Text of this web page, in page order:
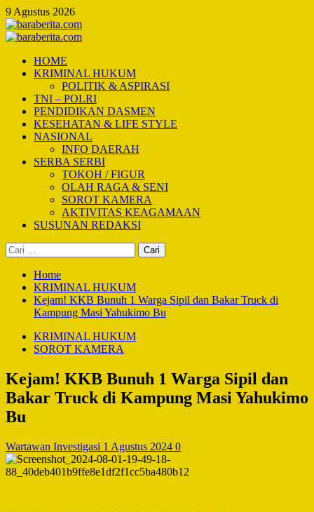
Skip
to
content
9 Agustus 2026
Primary
HOME
KRIMINAL HUKUM
POLITIK & ASPIRASI
TNI – POLRI
PENDIDIKAN DASMEN
KESEHATAN & LIFE STYLE
NASIONAL
INFO DAERAH
SERBA SERBI
TOKOH / FIGUR
OLAH RAGA & SENI
SOROT KAMERA
AKTIVITAS KEAGAMAAN
SUSUNAN REDAKSI
Cari
untuk:
Home
KRIMINAL HUKUM
Kejam! KKB Bunuh 1 Warga Sipil dan Bakar Truck di
Kampung Masi Yahukimo Bu
KRIMINAL HUKUM
SOROT KAMERA
Kejam! KKB Bunuh 1 Warga Sipil dan
Bakar Truck di Kampung Masi Yahukimo
Bu
Wartawan Investigasi 1 Agustus 2024 0